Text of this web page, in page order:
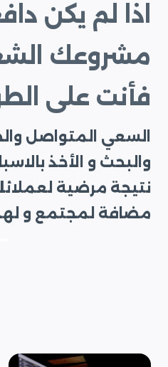
اذا لم يكن
مشروعك
فأنت على
السعي المتواصل
والبحث و الأخذ
نتيجة مرضية
مضافة لمجتمع و